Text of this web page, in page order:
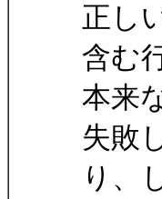
正し
含む
本来
失敗
り、